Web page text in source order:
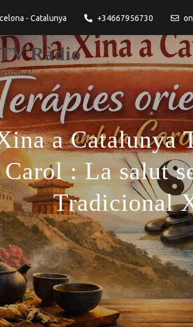
- Catalunya +34667956730
Ràdio
a Catalunya
: La salut
Tradicional